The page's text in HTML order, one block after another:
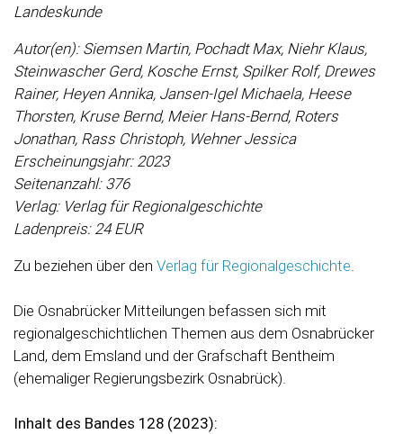
Landeskunde
Autor(en): Siemsen Martin, Pochadt Max, Niehr Klaus,
Steinwascher Gerd, Kosche Ernst, Spilker Rolf, Drewes
Rainer, Heyen Annika, Jansen-Igel Michaela, Heese
Thorsten, Kruse Bernd, Meier Hans-Bernd, Roters
Jonathan, Rass Christoph, Wehner Jessica
Erscheinungsjahr: 2023
Seitenanzahl: 376
Verlag: Verlag für Regionalgeschichte
Ladenpreis: 24 EUR
Zu beziehen über den Verlag für Regionalgeschichte.
Die Osnabrücker Mitteilungen befassen sich mit
regionalgeschichtlichen Themen aus dem Osnabrücker
Land, dem Emsland und der Grafschaft Bentheim
(ehemaliger Regierungsbezirk Osnabrück).
Inhalt des Bandes 128 (2023):